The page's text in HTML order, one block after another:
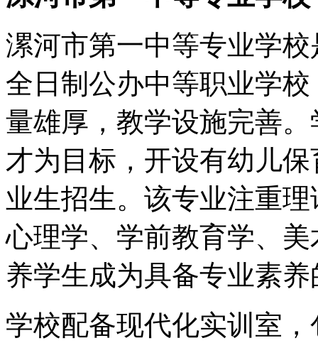
漯河市第一中等专业学
全日制公办中等职业学
量雄厚，教学设施完善
才为目标，开设有幼儿
业生招生。该专业注重
心理学、学前教育学、
养学生成为具备专业素
学校配备现代化实训室